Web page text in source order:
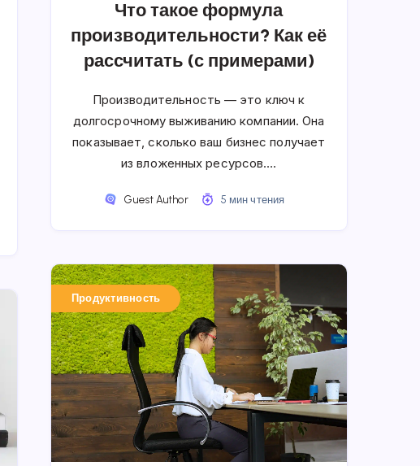
Что такое формула
производительности? Как её
рассчитать (с примерами)
Производительность — это ключ к
долгосрочному выживанию компании. Она
показывает, сколько ваш бизнес получает
из вложенных ресурсов….
Guest Author 5 мин чтения
Продуктивность